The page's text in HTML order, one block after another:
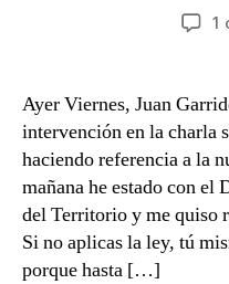
1
Ayer Viernes, Juan
intervención en la charla
haciendo referencia a la
mañana he estado con el
del Territorio y me quiso
Si no aplicas la ley, tú
porque hasta […]